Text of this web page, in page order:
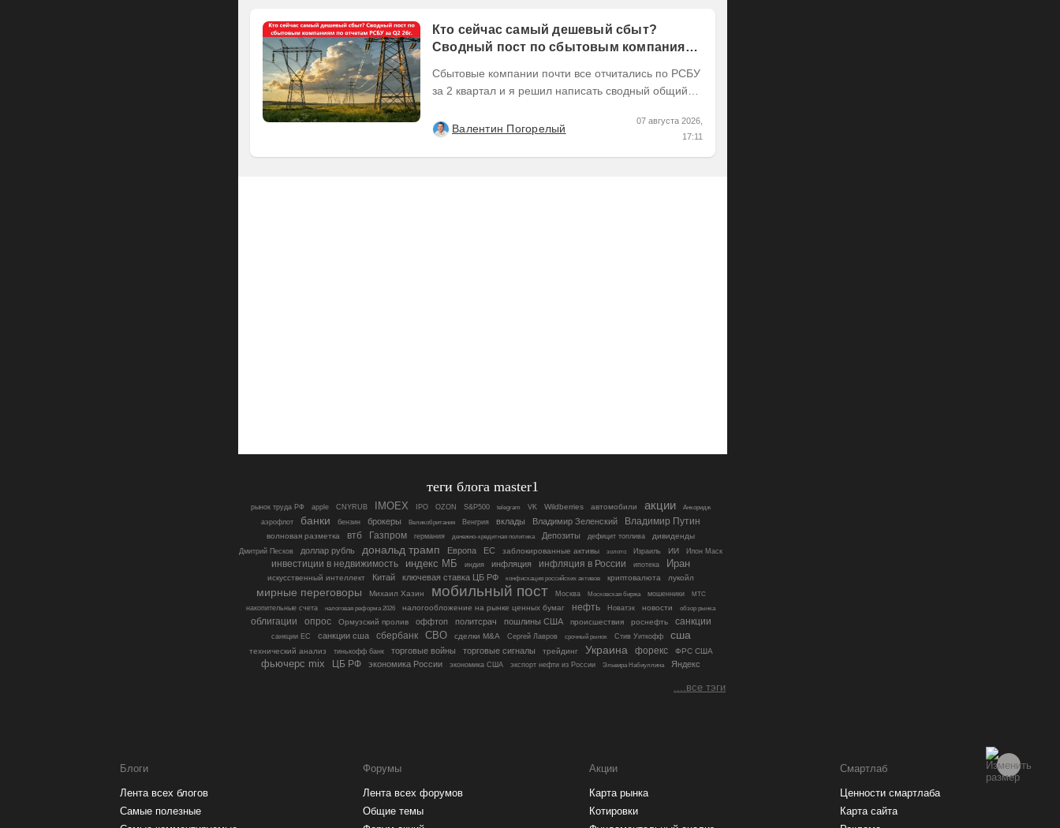
Кто сейчас самый дешевый сбыт?
Сводный пост по сбытовым компаниям
Сбытовые компании почти все отчитались по РСБУ
за 2 квартал и я решил написать сводный общий
Валентин Погорелый
07 августа 2026,
17:11
теги блога master1
рынок труда РФ apple CNYRUB IMOEX IPO OZON S&P500 telegram VK Wildberries автомобили акции Анкоридж
аэрофлот банки бензин брокеры Великобритания Венгрия вклады Владимир Зеленский Владимир Путин
волновая разметка втб Газпром германия денежно-кредитная политика Депозиты дефицит топлива дивиденды
Дмитрий Песков доллар рубль дональд трамп Европа ЕС заблокированные активы золото Израиль ИИ Илон Маск
инвестиции в недвижимость индекс МБ индия инфляция инфляция в России ипотека Иран
искусственный интеллект Китай ключевая ставка ЦБ РФ конфискация российских активов криптовалюта лукойл
мирные переговоры Михаил Хазин мобильный пост Москва Московская биржа мошенники МТС
накопительные счета налоговая реформа 2026 налогообложение на рынке ценных бумаг нефть Новатэк новости обзор рынка
облигации опрос Ормузский пролив оффтоп политсрач пошлины США происшествия роснефть санкции
санкции ЕС санкции сша сбербанк СВО сделки M&A Сергей Лавров срочный рынок Стив Уиткофф сша
технический анализ тинькофф банк торговые войны торговые сигналы трейдинг Украина форекс ФРС США
фьючерс mix ЦБ РФ экономика России экономика США экспорт нефти из России Эльвира Набиуллина Яндекс
....все тэги
Блоги
Лента всех блогов
Самые полезные
Форумы
Лента всех форумов
Общие темы
Акции
Карта рынка
Котировки
Смартлаб
Ценности смартлаба
Карта сайта